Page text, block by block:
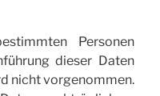
Personen
dieser Daten
nicht vorgenommen.